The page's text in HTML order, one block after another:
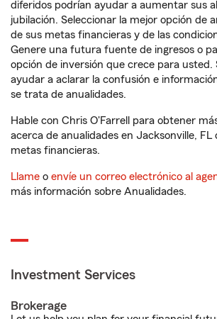
diferidos podrían ayudar a aumentar sus
jubilación. Seleccionar la mejor opción de
de sus metas financieras y de las
Genere una futura fuente de ingresos o
opción de inversión que crece para usted.
ayudar a aclarar la confusión e
se trata de anualidades.
Hable con Chris O'Farrell para obtener
acerca de anualidades en Jacksonville, FL
metas financieras.
Llame o envíe un correo electrónico al
más información sobre Anualidades.
Investment Services
Brokerage